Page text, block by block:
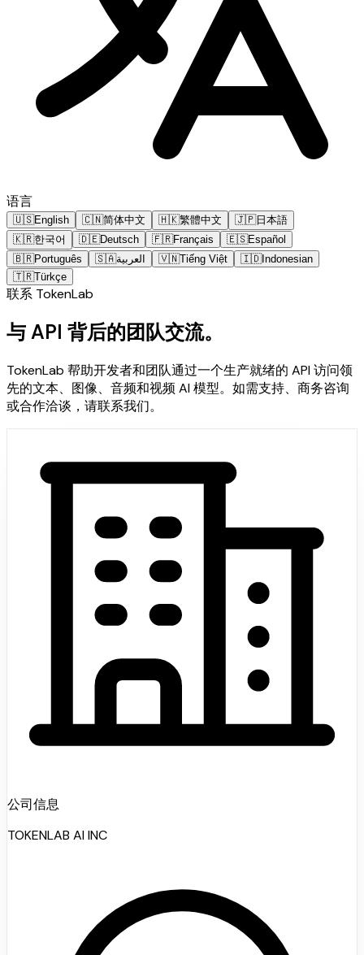
语言
🇺🇸English 🇨🇳简体中文 🇭🇰繁體中文 🇯🇵日本語
🇰🇷한국어 🇩🇪Deutsch 🇫🇷Français 🇪🇸Español
🇧🇷Português 🇸🇦العربية 🇻🇳Tiếng Việt 🇮🇩Indonesian
🇹🇷Türkçe
联系 TokenLab
与 API 背后的团队交流。
TokenLab 帮助开发者和团队通过一个生产就绪的 API 访问领
先的文本、图像、音频和视频 AI 模型。如需支持、商务咨询
或合作洽谈，请联系我们。
公司信息
TOKENLAB AI INC